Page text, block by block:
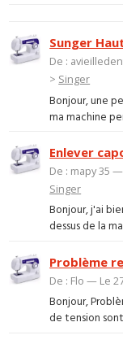
Sunger
De :
> Singer
Bonjour, une
ma machine
Enlever
De : mapy 35
Singer
Bonjour, j'ai
dessus de la
Problème
De : Flo — Le
Bonjour,
de tension